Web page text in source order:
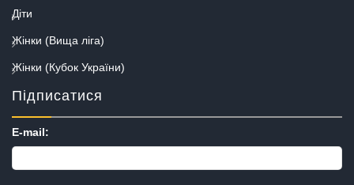
Діти
Жінки (Вища ліга)
Жінки (Кубок України)
Підписатися
E-mail: